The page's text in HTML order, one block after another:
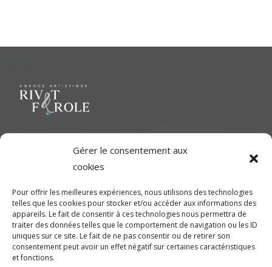
Gérer le consentement aux
cookies
Pour offrir les meilleures expériences, nous utilisons des technologies
telles que les cookies pour stocker et/ou accéder aux informations des
appareils. Le fait de consentir à ces technologies nous permettra de
traiter des données telles que le comportement de navigation ou les ID
uniques sur ce site. Le fait de ne pas consentir ou de retirer son
consentement peut avoir un effet négatif sur certaines caractéristiques
et fonctions.
pour contribuer à une richesse dans le milieu cinématographique
et d'aider les artistes à développer leur plein potentiel.
CONTACTEZ-NOUS
Montréal
450-245-7475 (sans frais de Montréal) ou 514-655-9191